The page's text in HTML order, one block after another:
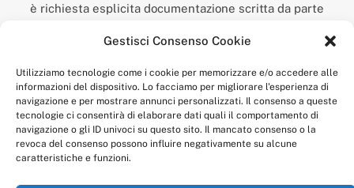
Gestisci Consenso Cookie
Utilizziamo tecnologie come i cookie per memorizzare e/o accedere alle
informazioni del dispositivo. Lo facciamo per migliorare l'esperienza di
navigazione e per mostrare annunci personalizzati. Il consenso a queste
tecnologie ci consentirà di elaborare dati quali il comportamento di
navigazione o gli ID univoci su questo sito. Il mancato consenso o la
revoca del consenso possono influire negativamente su alcune
caratteristiche e funzioni.
è richiesta esplicita documentazione scritta da parte
“Anagnia” è un marchio registrato presso l’Ufficio Italiano
Economico,
num. registrazione: 302017000014044 del 9 febbraio 2017.
Per contatti:redazione@anagnia.com